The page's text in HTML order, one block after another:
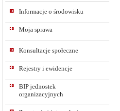
Informacje o środowisku
Moja sprawa
Konsultacje społeczne
Rejestry i ewidencje
BIP jednostek
organizacyjnych